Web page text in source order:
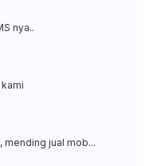
nya..
jual mob...